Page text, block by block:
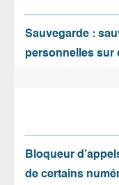
Sauvegarde :
personnelles sur
Bloqueur
de certains